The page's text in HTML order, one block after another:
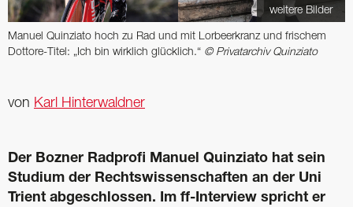
weitere Bilder
Manuel Quinziato hoch zu Rad und mit Lorbeerkranz und frischem
Dottore-Titel: „Ich bin wirklich glücklich.“ © Privatarchiv Quinziato
von Karl Hinterwaldner
Der Bozner Radprofi Manuel Quinziato hat sein
Studium der Rechtswissenschaften an der Uni
Trient abgeschlossen. Im ff-Interview spricht er